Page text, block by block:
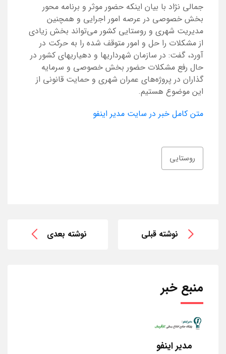
جمالی نژاد با بیان اینکه حضور موثر و برنامه محور
بخش خصوصی در عرصه امور اجرایی و همچنین
مدیریت شهری و روستایی کشور می‌تواند بخش زیادی
از مشکلات را حل و امور متوقف شده را به حرکت در
آورد، گفت: در سازمان شهرداریها و دهیاریهای کشور در
حال رفع مشکلات حضور بخش خصوصی و سرمایه
گذاران در پروژه‌های عمران شهری و حمایت قانونی از
این موضوع هستیم.
متن کامل خبر در سایت مدیر اینفو
روستایی
نوشته قبلی نوشته بعدی
منبع خبر
مدیر اینفو